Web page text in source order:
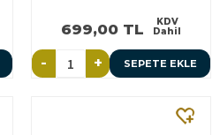
699,00 TL
KDV
Dahil
- + SEPETE EKLE